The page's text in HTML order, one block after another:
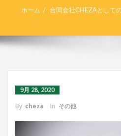
ホーム 合同会社CHEZAとして
9月 28, 2020
By cheza In その他